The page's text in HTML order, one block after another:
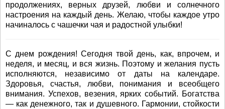
продолжениях, верных друзей, любви и солнечного
настроения на каждый день. Желаю, чтобы каждое утро
начиналось с чашечки чая и радостной улыбки!
С днем рождения! Сегодня твой день, как, впрочем, и
неделя, и месяц, и вся жизнь. Поэтому и желания пусть
исполняются, независимо от даты на календаре.
Здоровья, счастья, любви, понимания и всеобщего
внимания. Успехов, везения, ярких событий. Богатства
— как денежного, так и душевного. Гармонии, стойкости